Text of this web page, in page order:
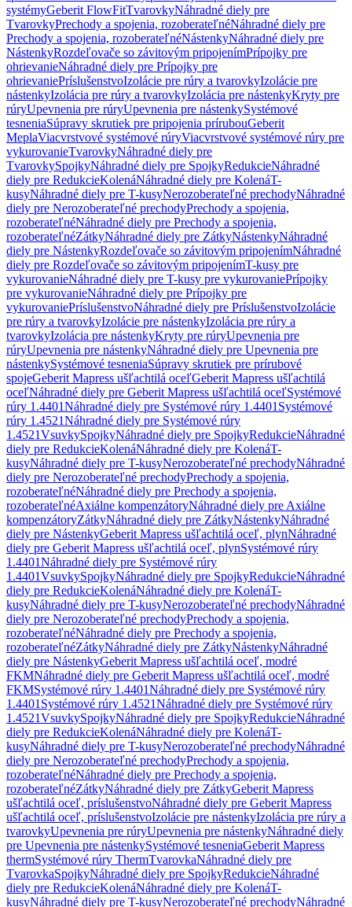
systémyGeberit FlowFitTvarovkyNáhradné diely pre
TvarovkyPrechody a spojenia, rozoberateľnéNáhradné diely pre
Prechody a spojenia, rozoberateľnéNástenkyNáhradné diely pre
NástenkyRozdeľovače so závitovým pripojenímPrípojky pre
ohrievanieNáhradné diely pre Prípojky pre
ohrievaniePríslušenstvoIzolácie pre rúry a tvarovkyIzolácie pre
nástenkyIzolácia pre rúry a tvarovkyIzolácia pre nástenkyKryty pre
rúryUpevnenia pre rúryUpevnenia pre nástenkySystémové
tesneniaSúpravy skrutiek pre pripojenia prírubouGeberit
MeplaViacvrstvové systémové rúryViacvrstvové systémové rúry pre
vykurovanieTvarovkyNáhradné diely pre
TvarovkySpojkyNáhradné diely pre SpojkyRedukcieNáhradné
diely pre RedukcieKolenáNáhradné diely pre KolenáT-
kusyNáhradné diely pre T-kusyNerozoberateľné prechodyNáhradné
diely pre Nerozoberateľné prechodyPrechody a spojenia,
rozoberateľnéNáhradné diely pre Prechody a spojenia,
rozoberateľnéZátkyNáhradné diely pre ZátkyNástenkyNáhradné
diely pre NástenkyRozdeľovače so závitovým pripojenímNáhradné
diely pre Rozdeľovače so závitovým pripojenímT-kusy pre
vykurovanieNáhradné diely pre T-kusy pre vykurovaniePrípojky
pre vykurovanieNáhradné diely pre Prípojky pre
vykurovaniePríslušenstvoNáhradné diely pre PríslušenstvoIzolácie
pre rúry a tvarovkyIzolácie pre nástenkyIzolácia pre rúry a
tvarovkyIzolácia pre nástenkyKryty pre rúryUpevnenia pre
rúryUpevnenia pre nástenkyNáhradné diely pre Upevnenia pre
nástenkySystémové tesneniaSúpravy skrutiek pre prírubové
spojeGeberit Mapress ušľachtilá oceľGeberit Mapress ušľachtilá
oceľNáhradné diely pre Geberit Mapress ušľachtilá oceľSystémové
rúry 1.4401Náhradné diely pre Systémové rúry 1.4401 Systémové
rúry 1.4521Náhradné diely pre Systémové rúry
1.4521VsuvkySpojkyNáhradné diely pre SpojkyRedukcieNáhradné
diely pre RedukcieKolenáNáhradné diely pre KolenáT-
kusyNáhradné diely pre T-kusyNerozoberateľné prechodyNáhradné
diely pre Nerozoberateľné prechodyPrechody a spojenia,
rozoberateľnéNáhradné diely pre Prechody a spojenia,
rozoberateľnéAxiálne kompenzátoryNáhradné diely pre Axiálne
kompenzátoryZátkyNáhradné diely pre ZátkyNástenkyNáhradné
diely pre NástenkyGeberit Mapress ušľachtilá oceľ, plynNáhradné
diely pre Geberit Mapress ušľachtilá oceľ, plynSystémové rúry
1.4401Náhradné diely pre Systémové rúry
1.4401VsuvkySpojkyNáhradné diely pre SpojkyRedukcieNáhradné
diely pre RedukcieKolenáNáhradné diely pre KolenáT-
kusyNáhradné diely pre T-kusyNerozoberateľné prechodyNáhradné
diely pre Nerozoberateľné prechodyPrechody a spojenia,
rozoberateľnéNáhradné diely pre Prechody a spojenia,
rozoberateľnéZátkyNáhradné diely pre ZátkyNástenkyNáhradné
diely pre NástenkyGeberit Mapress ušľachtilá oceľ, modré
FKMNáhradné diely pre Geberit Mapress ušľachtilá oceľ, modré
FKMSystémové rúry 1.4401Náhradné diely pre Systémové rúry
1.4401 Systémové rúry 1.4521Náhradné diely pre Systémové rúry
1.4521VsuvkySpojkyNáhradné diely pre SpojkyRedukcieNáhradné
diely pre RedukcieKolenáNáhradné diely pre KolenáT-
kusyNáhradné diely pre T-kusyNerozoberateľné prechodyNáhradné
diely pre Nerozoberateľné prechodyPrechody a spojenia,
rozoberateľnéNáhradné diely pre Prechody a spojenia,
rozoberateľnéZátkyNáhradné diely pre ZátkyGeberit Mapress
ušľachtilá oceľ, príslušenstvoNáhradné diely pre Geberit Mapress
ušľachtilá oceľ, príslušenstvoIzolácie pre nástenkyIzolácia pre rúry a
tvarovkyUpevnenia pre rúryUpevnenia pre nástenkyNáhradné diely
pre Upevnenia pre nástenkySystémové tesneniaGeberit Mapress
thermSystémové rúry ThermTvarovkaNáhradné diely pre
TvarovkaSpojkyNáhradné diely pre SpojkyRedukcieNáhradné
diely pre RedukcieKolenáNáhradné diely pre KolenáT-
kusyNáhradné diely pre T-kusyNerozoberateľné prechodyNáhradné